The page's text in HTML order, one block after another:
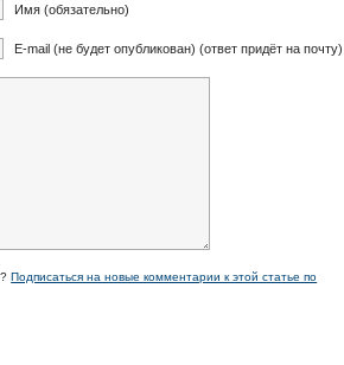
Имя (обязательно)
E-mail (не будет опубликован) (ответ придёт на почту)
Подписаться на новые комментарии к этой статье по